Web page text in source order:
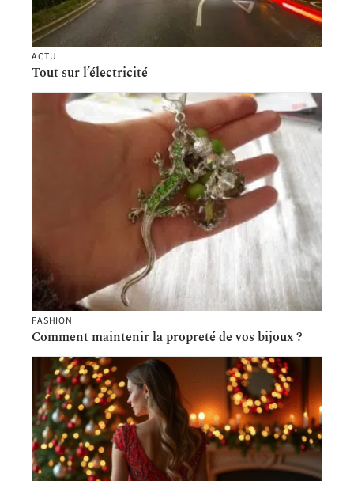
ACTU
Tout sur l’électricité
FASHION
Comment maintenir la propreté de vos bijoux ?